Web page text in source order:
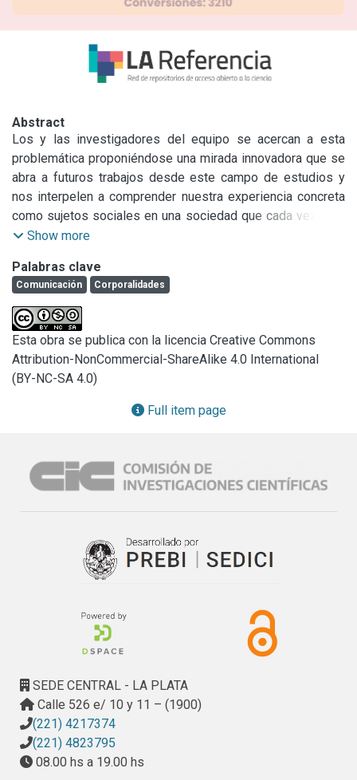
Abstract
Los y las investigadores del equipo se acercan a esta
problemática proponiéndose una mirada innovadora que se
abra a futuros trabajos desde este campo de estudios y
nos interpelen a comprender nuestra experiencia concreta
como sujetos sociales en una sociedad que cada vez más
otorga al cuerpo mayor interés. Pero la comunicación
habitar este territorio como si fuera nuestro.
Show more
Palabras clave
Comunicación Corporalidades
Esta obra se publica con la licencia Creative Commons
Attribution-NonCommercial-ShareAlike 4.0 International
(BY-NC-SA 4.0)
Full item page
SEDE CENTRAL - LA PLATA
Calle 526 e/ 10 y 11 – (1900)
(221) 4217374
(221) 4823795
08.00 hs a 19.00 hs